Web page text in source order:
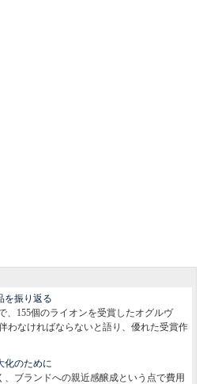
を振り返る
、155個のライオンを受賞したオグルヴ
わなければならないと語り、優れた受賞作
のために
ブランドへの親近感醸成という点で費用